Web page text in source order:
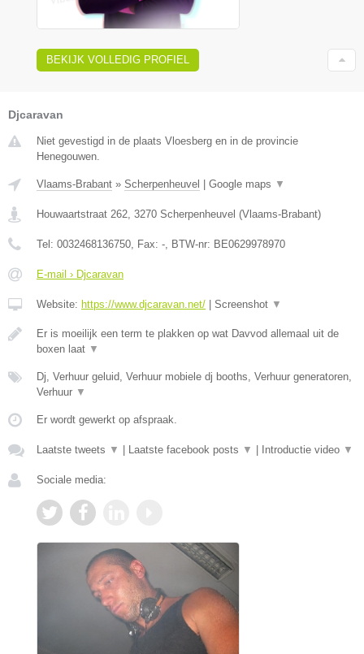
BEKIJK VOLLEDIG PROFIEL
Djcaravan
Niet gevestigd in de plaats Vloesberg en in de provincie
Henegouwen.
Vlaams-Brabant » Scherpenheuvel Google maps ▼
Houwaartstraat 262, 3270 Scherpenheuvel (Vlaams-Brabant)
Tel: 0032468136750, Fax: -, BTW-nr: BE0629978970
E-mail › Djcaravan
Website: https://www.djcaravan.net/ Screenshot ▼
Er is moeilijk een term te plakken op wat Davvod allemaal uit de
boxen laat ▼
Dj, Verhuur geluid, Verhuur mobiele dj booths, Verhuur generatoren,
Verhuur ▼
Er wordt gewerkt op afspraak.
Laatste tweets ▼ Laatste facebook posts ▼ Introductie video ▼
Sociale media: